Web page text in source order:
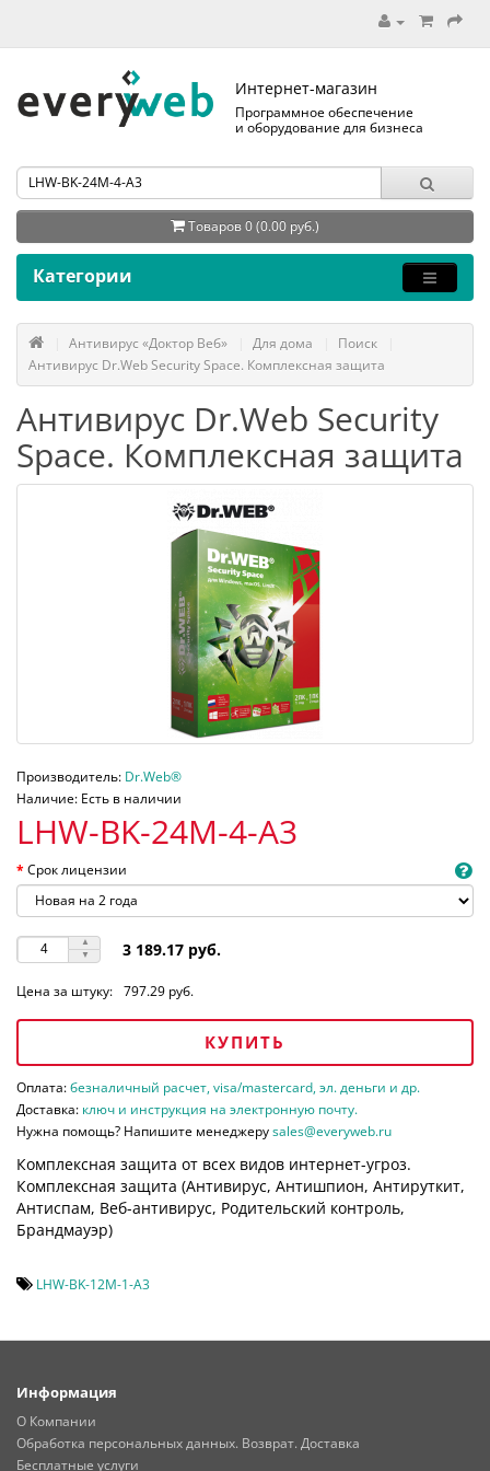
Интернет-магазин
Программное обеспечение
и оборудование для бизнеса
Товаров 0 (0.00 руб.)
Категории
Антивирус «Доктор Веб» Для дома
Поиск
Антивирус Dr.Web Security Space. Комплексная защита
Антивирус Dr.Web Security
Space. Комплексная защита
Производитель: Dr.Web®
Наличие: Есть в наличии
LHW-BK-24M-4-A3
Срок лицензии
3 189.17 руб.
Цена за штуку: 797.29 руб.
КУПИТЬ
Оплата:безналичный расчет, visa/mastercard, эл. деньги и др.
Доставка: ключ и инструкция на электронную почту.
Нужна помощь? Напишите менеджеруsales@everyweb.ru
Комплексная защита от всех видов интернет-угроз.
Комплексная защита (Антивирус, Антишпион, Антируткит,
Антиспам, Веб-антивирус, Родительский контроль,
Брандмауэр)
LHW-BK-12M-1-A3
Информация
О Компании
Обработка персональных данных. Возврат. Доставка
Бесплатные услуги